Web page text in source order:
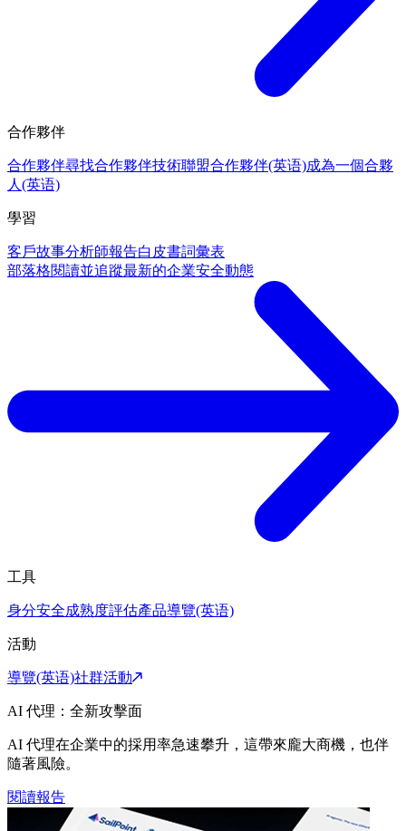
合作夥伴
合作夥伴尋找合作夥伴技術聯盟合作夥伴(英语)成為一個合夥
人(英语)
學習
客戶故事分析師報告白皮書詞彙表
部落格閱讀並追蹤最新的企業安全動態
工具
身分安全成熟度評估產品導覽(英语)
活動
導覽(英语)社群活動
AI 代理：全新攻擊面
AI 代理在企業中的採用率急速攀升，這帶來龐大商機，也伴
隨著風險。
閱讀報告